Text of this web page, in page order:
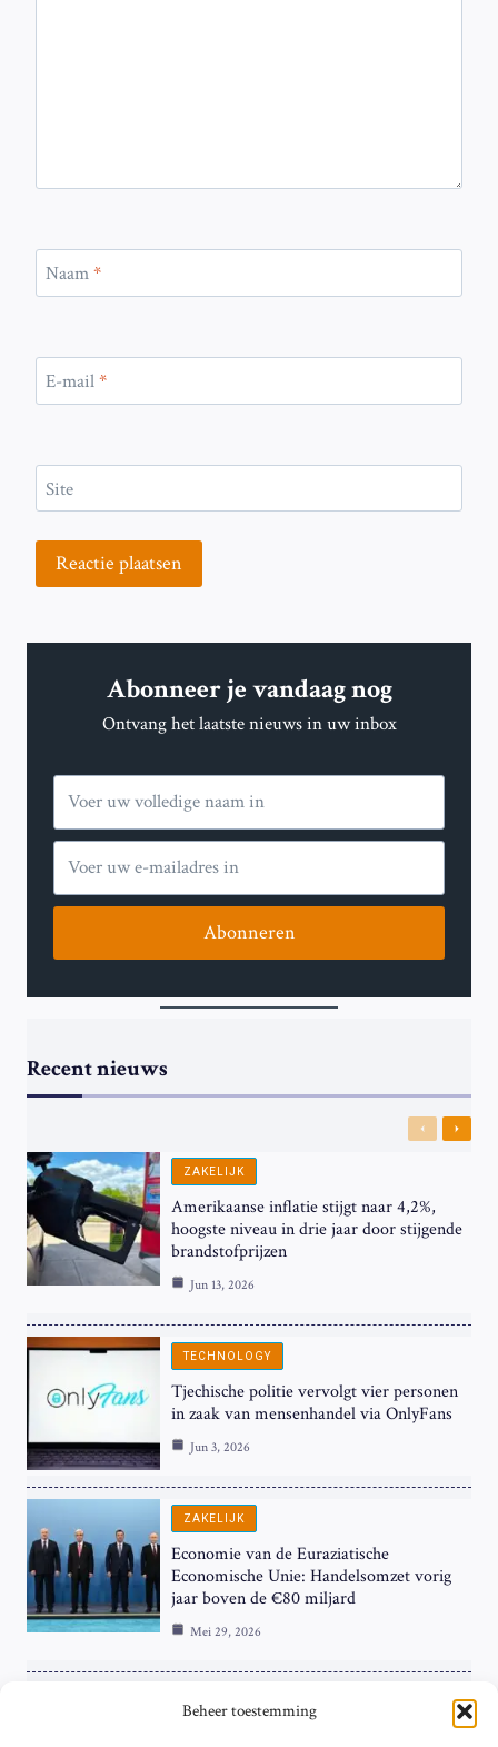
Beheer toestemming
Naam*
E-mail*
Site
Abonneer je vandaag nog
Ontvang het laatste nieuws in uw inbox
Abonneren
Recent nieuws
Previous
Next
ZAKELIJK
Amerikaanse inflatie stijgt naar 4,2%,
hoogste niveau in drie jaar door stijgende
brandstofprijzen
Jun 13, 2026
TECHNOLOGY
Tjechische politie vervolgt vier personen
in zaak van mensenhandel via OnlyFans
Jun 3, 2026
ZAKELIJK
Economie van de Euraziatische
Economische Unie: Handelsomzet vorig
jaar boven de €80 miljard
Mei 29, 2026
ZAKELIJK